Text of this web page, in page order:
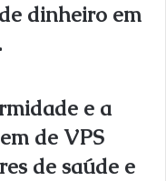
dinheiro em
e a
de VPS
de saúde e